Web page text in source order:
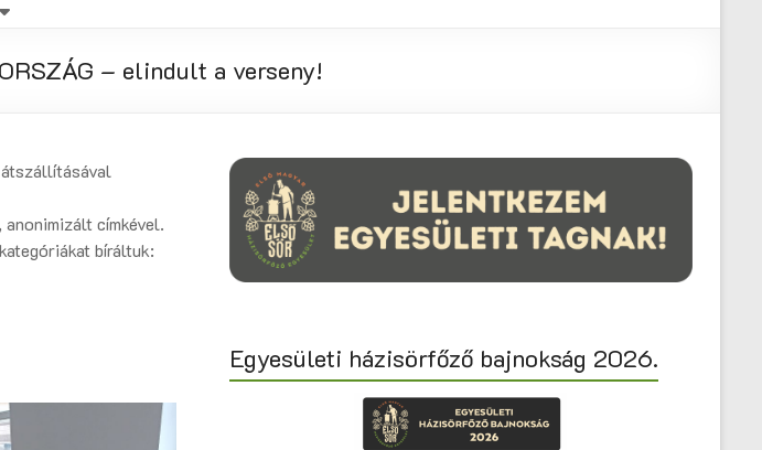
– elindult a verseny!
címkével.
bíráltuk:
Egyesületi házisörfőző bajnokság 2026.